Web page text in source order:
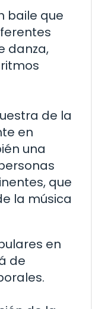
baile que
danza,
de la
en
una
que
la música
en
de